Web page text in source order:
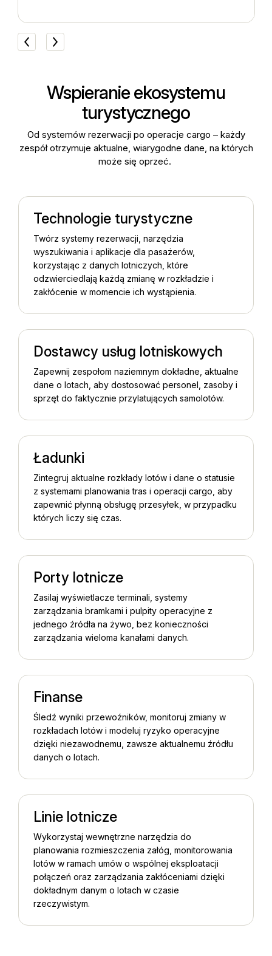
Wspieranie ekosystemu
turystycznego
Od systemów rezerwacji po operacje cargo – każdy
zespół otrzymuje aktualne, wiarygodne dane, na których
może się oprzeć.
Technologie turystyczne
Twórz systemy rezerwacji, narzędzia
wyszukiwania i aplikacje dla pasażerów,
korzystając z danych lotniczych, które
odzwierciedlają każdą zmianę w rozkładzie i
zakłócenie w momencie ich wystąpienia.
Dostawcy usług lotniskowych
Zapewnij zespołom naziemnym dokładne, aktualne
dane o lotach, aby dostosować personel, zasoby i
sprzęt do faktycznie przylatujących samolotów.
Ładunki
Zintegruj aktualne rozkłady lotów i dane o statusie
z systemami planowania tras i operacji cargo, aby
zapewnić płynną obsługę przesyłek, w przypadku
których liczy się czas.
Porty lotnicze
Zasilaj wyświetlacze terminali, systemy
zarządzania bramkami i pulpity operacyjne z
jednego źródła na żywo, bez konieczności
zarządzania wieloma kanałami danych.
Finanse
Śledź wyniki przewoźników, monitoruj zmiany w
rozkładach lotów i modeluj ryzyko operacyjne
dzięki niezawodnemu, zawsze aktualnemu źródłu
danych o lotach.
Linie lotnicze
Wykorzystaj wewnętrzne narzędzia do
planowania rozmieszczenia załóg, monitorowania
lotów w ramach umów o wspólnej eksploatacji
połączeń oraz zarządzania zakłóceniami dzięki
dokładnym danym o lotach w czasie
rzeczywistym.